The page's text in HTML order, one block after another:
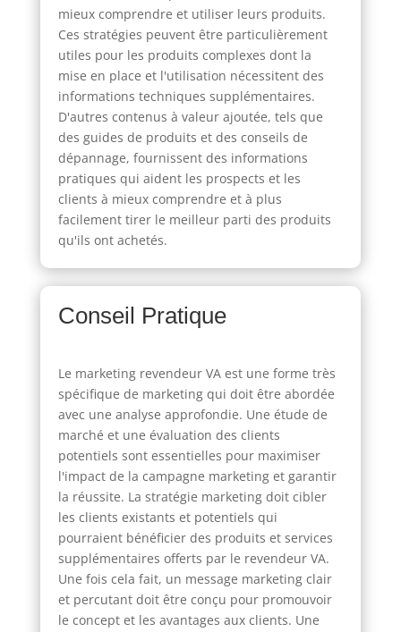
mieux comprendre et utiliser leurs produits.
Ces stratégies peuvent être particulièrement
utiles pour les produits complexes dont la
mise en place et l'utilisation nécessitent des
informations techniques supplémentaires.
D'autres contenus à valeur ajoutée, tels que
des guides de produits et des conseils de
dépannage, fournissent des informations
pratiques qui aident les prospects et les
clients à mieux comprendre et à plus
facilement tirer le meilleur parti des produits
qu'ils ont achetés.
Conseil Pratique
Le marketing revendeur VA est une forme très
spécifique de marketing qui doit être abordée
avec une analyse approfondie. Une étude de
marché et une évaluation des clients
potentiels sont essentielles pour maximiser
l'impact de la campagne marketing et garantir
la réussite. La stratégie marketing doit cibler
les clients existants et potentiels qui
pourraient bénéficier des produits et services
supplémentaires offerts par le revendeur VA.
Une fois cela fait, un message marketing clair
et percutant doit être conçu pour promouvoir
le concept et les avantages aux clients. Une